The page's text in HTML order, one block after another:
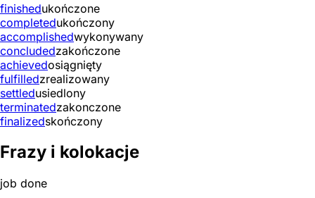
finishedukończone
completedukończony
accomplishedwykonywany
concludedzakończone
achievedosiągnięty
fulfilledzrealizowany
settledusiedlony
terminatedzakonczone
finalizedskończony
Frazy i kolokacje
job done